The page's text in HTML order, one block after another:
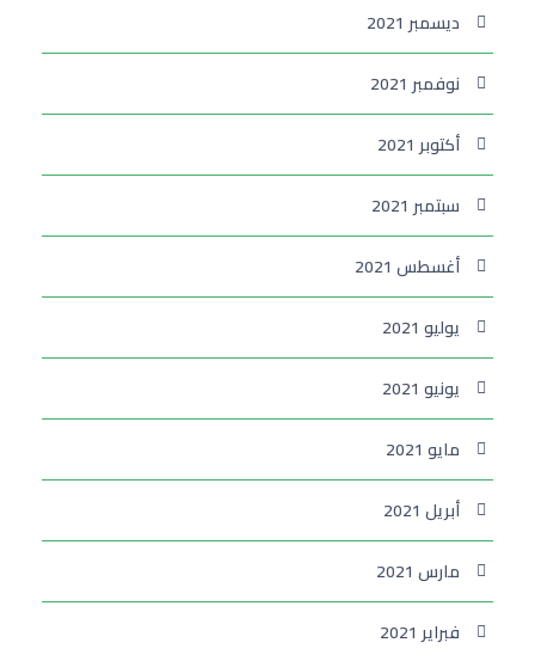
ديسمبر 2021
نوفمبر 2021
أكتوبر 2021
سبتمبر 2021
أغسطس 2021
يوليو 2021
يونيو 2021
مايو 2021
أبريل 2021
مارس 2021
فبراير 2021